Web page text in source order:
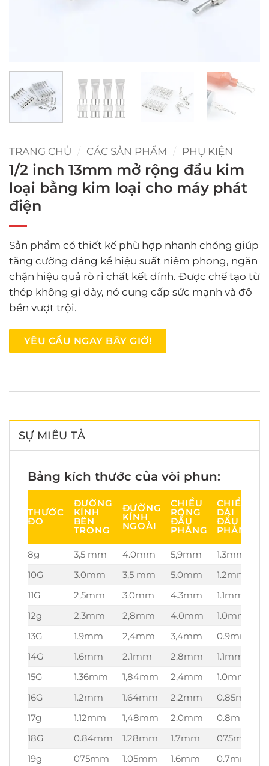
TRANG CHỦ / CÁC SẢN PHẨM / PHỤ KIỆN
1/2 inch 13mm mở rộng đầu kim
loại bằng kim loại cho máy phát
điện
Sản phẩm có thiết kế phù hợp nhanh chóng giúp
tăng cường đáng kể hiệu suất niêm phong, ngăn
chặn hiệu quả rò rỉ chất kết dính. Được chế tạo từ
thép không gỉ dày, nó cung cấp sức mạnh và độ
bền vượt trội.
YÊU CẦU NGAY BÂY GIỜ!
SỰ MIÊU TẢ
Bảng kích thước của vòi phun:
THƯỚC
ĐO
ĐƯỜNG
KÍNH
BÊN
TRONG
ĐƯỜNG
KÍNH
NGOÀI
CHIỀU
RỘNG
ĐẦU
PHẲNG
CHIỀU
DÀI
ĐẦU
PHẲNG
8g
3,5 mm 4.0mm 5,9mm 1.3mm
10G
3.0mm 3,5 mm 5.0mm 1.2mm
11G
2,5mm 3.0mm 4.3mm 1.1mm
12g
2,3mm 2,8mm 4.0mm 1.0mm
13G
1.9mm 2,4mm 3,4mm 0.9mm
14G
1.6mm 2.1mm 2,8mm 1.1mm
15G
1.36mm 1,84mm 2,4mm 1.0mm
16G
1.2mm 1.64mm 2.2mm 0.85mm
17g
1.12mm 1,48mm 2.0mm 0.8mm
18G
0.84mm 1.28mm 1.7mm 075mm
19g
075mm 1.05mm 1.6mm 0.7mm